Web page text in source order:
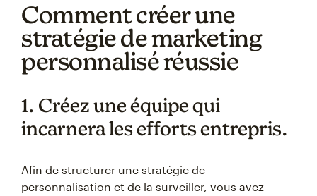
Comment créer une
stratégie de marketing
personnalisé réussie
1. Créez une équipe qui
incarnera les efforts entrepris.
Afin de structurer une stratégie de
personnalisation et de la surveiller, vous avez